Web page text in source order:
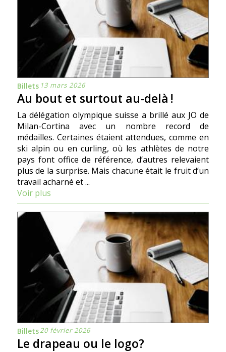
Billets 13 mars 2026
Au bout et surtout au-delà !
La délégation olympique suisse a brillé aux JO de
Milan-Cortina avec un nombre record de
médailles. Certaines étaient attendues, comme en
ski alpin ou en curling, où les athlètes de notre
pays font office de référence, d’autres relevaient
plus de la surprise. Mais chacune était le fruit d’un
travail acharné et ...
Voir plus
Billets20 février 2026
Le drapeau ou le logo?